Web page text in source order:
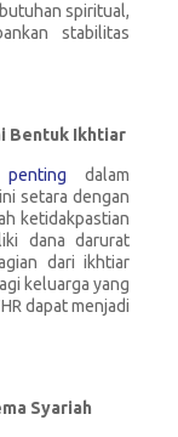
spiritual,
stabilitas
Bentuk Ikhtiar
dalam
setara dengan
ketidakpastian
dana darurat
dari ikhtiar
keluarga yang
dapat menjadi
Syariah